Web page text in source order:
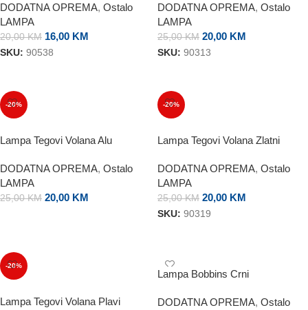
DODATNA OPREMA, Ostalo
LAMPA
20,00KM 16,00 KM
SKU: 90538
DODATNA OPREMA, Ostalo
LAMPA
25,00KM 20,00 KM
SKU: 90313
-20%
Lampa Tegovi Volana Alu
DODATNA OPREMA, Ostalo
LAMPA
25,00KM 20,00 KM
-20%
Lampa Tegovi Volana Zlatni
DODATNA OPREMA, Ostalo
LAMPA
25,00KM 20,00 KM
SKU: 90319
-20%
Lampa Tegovi Volana Plavi
Lampa Bobbins Crni
DODATNA OPREMA, Ostalo